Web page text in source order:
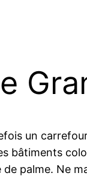
un
bâtiments
palme. Ne